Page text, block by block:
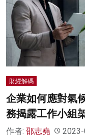
影片
名家榜
灼見活動
財經解碼
企業如何應對氣
務揭露工作小組
作者: 邵志堯